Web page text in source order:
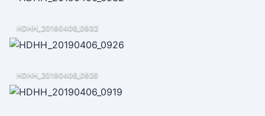
HDHH_20190406_0932
HDHH_20190406_0926